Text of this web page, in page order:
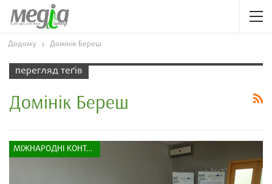
Додому Домінік Береш
перегляд теґів
Домінік Береш
МІЖНАРОДНІ КОНТАКТИ